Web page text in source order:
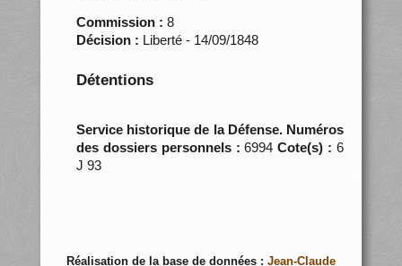
Commission : 8
Décision : Liberté - 14/09/1848
Détentions
Service historique de la Défense. Numéros
des dossiers personnels :6994Cote(s) : 6
J 93
Réalisation de la base de données : Jean-Claude